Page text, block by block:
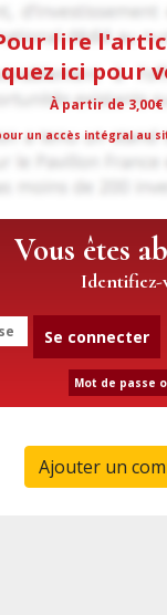
lire
ici pour
À partir de
un accès intégral au
Vous êtes
Identifiez-
Se connecter
Mot de passe
Ajouter un